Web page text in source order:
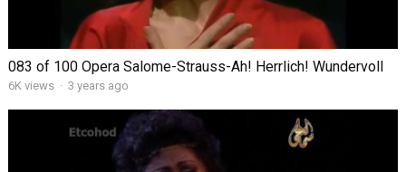
083 of 100 Opera Salome-Strauss-Ah! Herrlich! Wundervoll
6K views · 3 years ago